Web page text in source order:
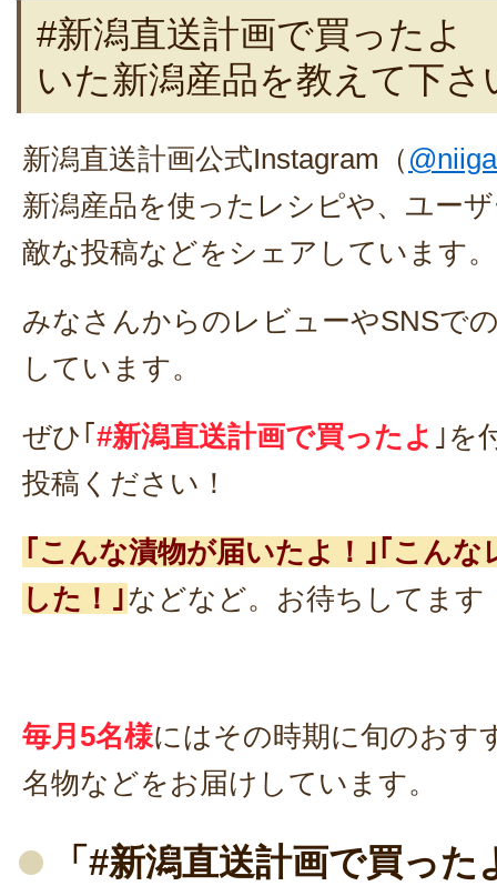
#新潟直送計画で買ったよ
いた新潟産品を教えて下さ
新潟直送計画公式Instagram（
新潟産品を使ったレシピや、ユー
敵な投稿などをシェアしています。
みなさんからのレビューやSNSで
しています。
ぜひ｢ #新潟直送計画で買ったよ ｣を
投稿ください！
｢こんな漬物が届いたよ！｣｢こん
した！｣などなど。お待ちしてます
毎月5名様にはその時期に旬のおす
名物などをお届けしています。
「#新潟直送計画で買っ